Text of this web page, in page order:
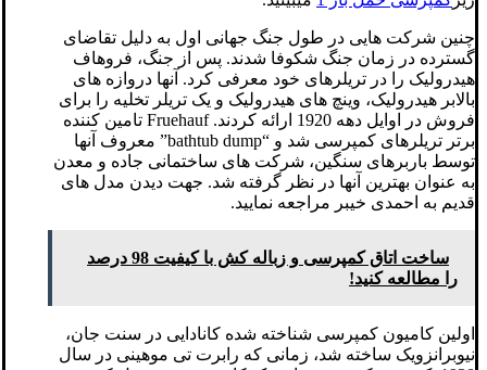
چنین شرکت هایی در طول جنگ جهانی اول به دلیل تقاضای
گسترده در زمان جنگ شکوفا شدند. پس از جنگ، فروهاف
هیدرولیک را در تریلرهای خود معرفی کرد. آنها دروازه های
بالابر هیدرولیک، وینچ های هیدرولیک و یک تریلر تخلیه را برای
فروش در اوایل دهه 1920 ارائه کردند. Fruehauf تامین کننده
برتر تریلرهای کمپرسی شد و “bathtub dump” معروف آنها
توسط باربرهای سنگین، شرکت های ساختمانی جاده و معدن
به عنوان بهترین آنها در نظر گرفته شد. جهت دیدن مدل های
قدیم به احمدی خیبر مراجعه نمایید.
ساخت اتاق کمپرسی و زباله کش با کیفیت 98 درصد
را مطالعه کنید!
اولین کامیون کمپرسی شناخته شده کانادایی در سنت جان،
نیوبرانزویک ساخته شد، زمانی که رابرت تی موهینی در سال